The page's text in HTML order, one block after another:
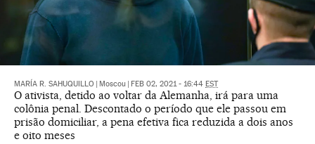
MARÍA R. SAHUQUILLO Moscou FEB 02, 2021 - 16:44 EST
O ativista, detido ao voltar da Alemanha, irá para uma
colônia penal. Descontado o período que ele passou em
prisão domiciliar, a pena efetiva fica reduzida a dois anos
e oito meses